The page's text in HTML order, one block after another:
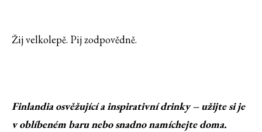
Žij velkolepě. Pij zodpovědně.
Finlandia osvěžující a inspirativní drinky – užijte si je
v oblíbeném baru nebo snadno namíchejte doma.